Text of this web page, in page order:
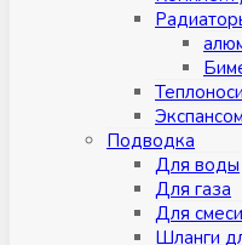
Подводка
Для воды
Для газа
Для
Шланги